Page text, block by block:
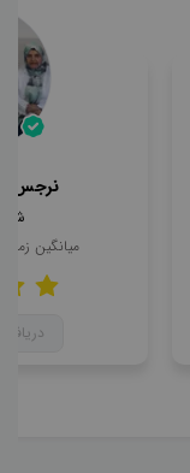
نرجس
میانگین